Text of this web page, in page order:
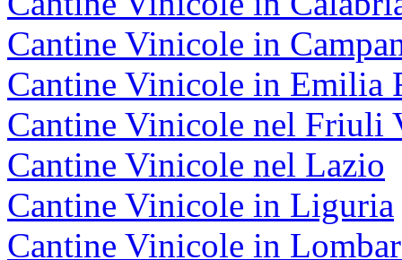
Cantine Vinicole in
Cantine Vinicole in Emilia
Cantine Vinicole nel Friuli
Cantine Vinicole nel Lazio
Cantine Vinicole in Liguria
Cantine Vinicole in